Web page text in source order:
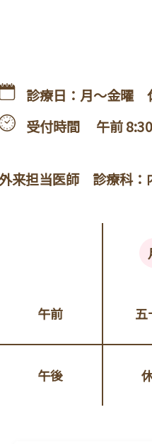
診療日：月～金曜
受付時間 午前
来担当医師 診療科
午前 五
午後